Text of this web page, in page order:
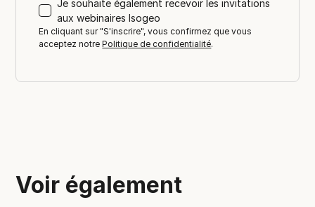
Je souhaite également recevoir les invitations
aux webinaires Isogeo
En cliquant sur "S'inscrire", vous confirmez que vous
acceptez notrePolitique de confidentialité.
Voir également